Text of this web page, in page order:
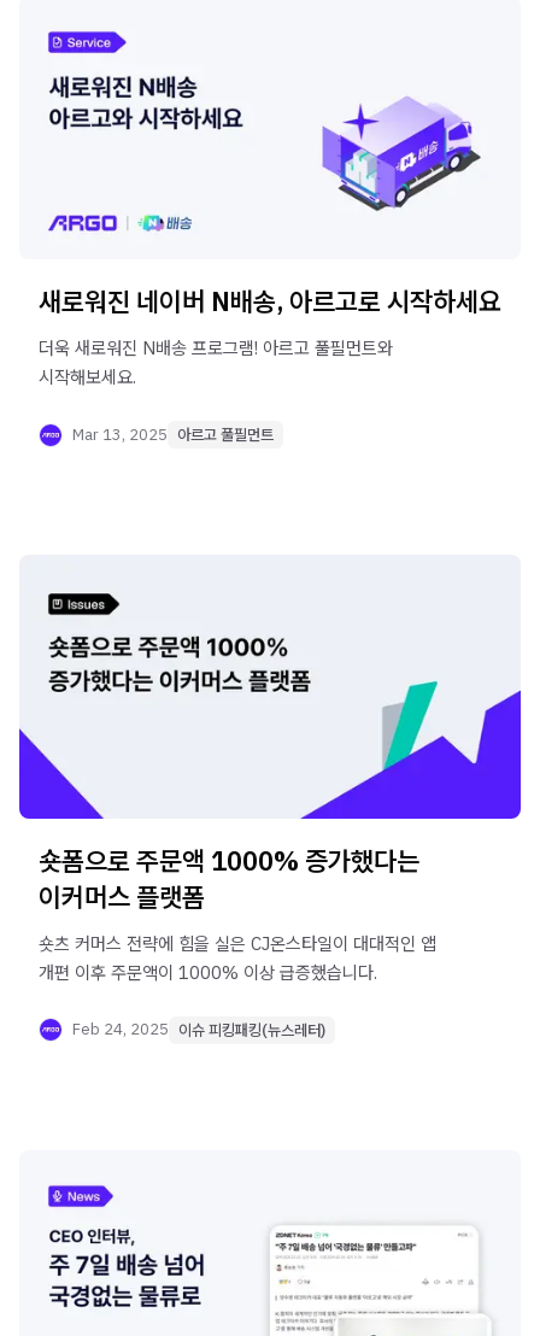
새로워진 네이버 N배송, 아르고로 시작하세요
더욱 새로워진 N배송 프로그램! 아르고 풀필먼트와
시작해보세요.
Mar 13, 2025 아르고 풀필먼트
숏폼으로 주문액 1000% 증가했다는
이커머스 플랫폼
숏츠 커머스 전략에 힘을 실은 CJ온스타일이 대대적인 앱
개편 이후 주문액이 1000% 이상 급증했습니다.
Feb 24, 2025 이슈 피킹패킹(뉴스레터)